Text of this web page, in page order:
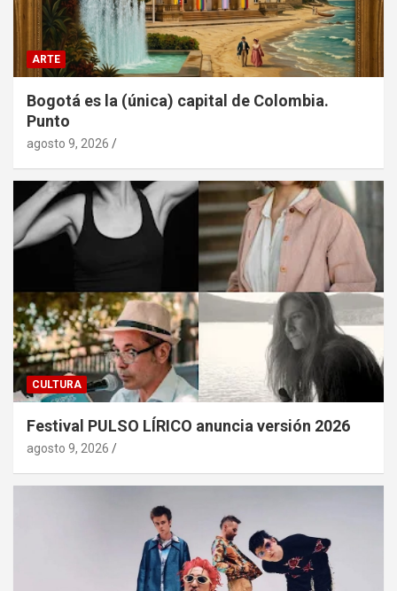
ARTE
Bogotá es la (única) capital de Colombia.
Punto
agosto 9, 2026
CULTURA
Festival PULSO LÍRICO anuncia versión 2026
agosto 9, 2026